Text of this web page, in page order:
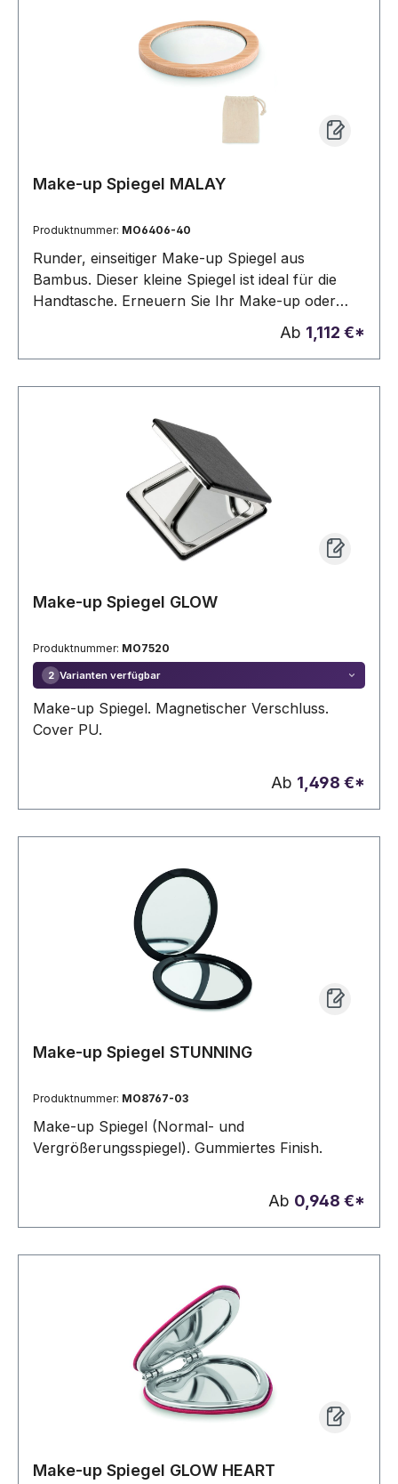
Make-up Spiegel MALAY
Produktnummer: MO6406-40
Runder, einseitiger Make-up Spiegel aus
Bambus. Dieser kleine Spiegel ist ideal für die
Handtasche. Erneuern Sie Ihr Make-up oder
kontrollieren Sie kurz Ihr Aussehen. Er wird in
einem Baumwollbeutel mit Kordelzug geliefert.
Da Bambus ein natürliches Material ist, können
Farbton und Maße pro Artikel variieren. Dies
Veredlung führen. FSC®-certified | FSC 100%,
Ab 1,112 €*
Make-up Spiegel GLOW
Produktnummer: MO7520
2 Varianten verfügbar
Make-up Spiegel. Magnetischer Verschluss.
Cover PU.
Ab 1,498 €*
Make-up Spiegel STUNNING
Produktnummer: MO8767-03
Make-up Spiegel (Normal- und
Vergrößerungsspiegel). Gummiertes Finish.
Ab 0,948 €*
Make-up Spiegel GLOW HEART